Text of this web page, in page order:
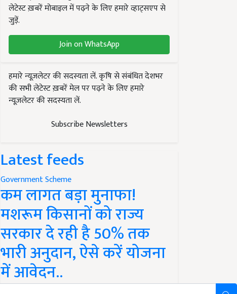
लेटेस्ट ख़बरें मोबाइल में पढ़ने के लिए हमारे व्हाट्सएप से
जुड़ें.
Join on WhatsApp
हमारे न्यूज़लेटर की सदस्यता लें. कृषि से संबंधित देशभर
की सभी लेटेस्ट ख़बरें मेल पर पढ़ने के लिए हमारे
न्यूज़लेटर की सदस्यता लें.
Subscribe Newsletters
Latest feeds
Government Scheme
कम लागत बड़ा मुनाफा!
मशरूम किसानों को राज्य
सरकार दे रही है 50% तक
भारी अनुदान, ऐसे करें योजना
में आवेदन..